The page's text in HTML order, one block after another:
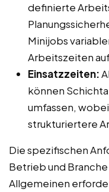
definierte
Minijobs
Arbeitszeiten
Einsatzzeiten:
können
umfassen,
strukturiertere
Die spezifischen
Betrieb und
Allgemeinen